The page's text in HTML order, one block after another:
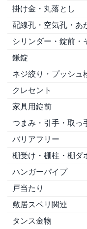
掛け金・丸落とし
配線孔・空気孔・あ
シリンダー・錠前・
鎌錠
ネジ絞り・プッシュ
クレセント
家具用錠前
つまみ・引手・取っ
バリアフリー
棚受け・棚柱・棚ダ
ハンガーパイプ
戸当たり
敷居スベリ関連
タンス金物